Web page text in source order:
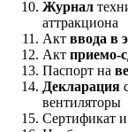
Журнал
аттракциона
Акт ввода в
Акт приемо-
Паспорт на
Декларация
вентиляторы
Сертификат и